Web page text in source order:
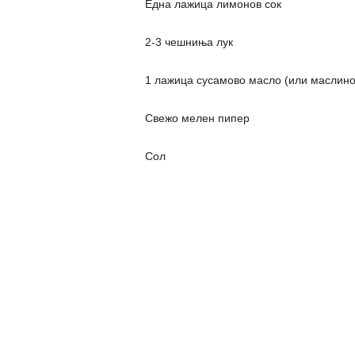
Една лажица лимонов сок
2-3 чешниња лук
1 лажица сусамово масло (или
Свежо мелен пипер
Сол